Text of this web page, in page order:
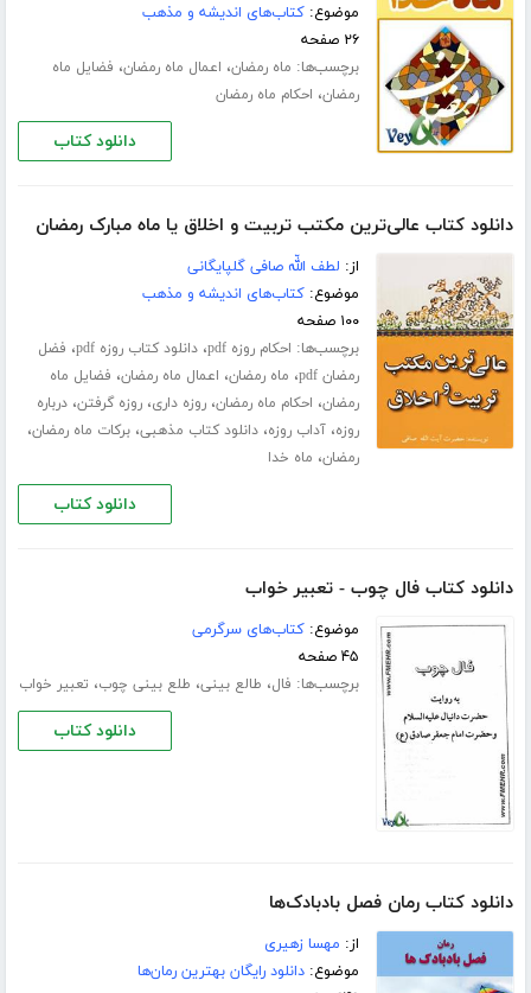
موضوع:کتاب‌های اندیشه و مذهب
۲۶ صفحه
برچسب‌ها: ماه رمضان، اعمال ماه رمضان، فضایل ماه
رمضان، احکام ماه رمضان
دانلود کتاب
دانلود کتاب عالی‌ترین مکتب تربیت و اخلاق یا ماه مبارک رمضان
از: لطف اللّه صافی گلپایگانی
موضوع:کتاب‌های اندیشه و مذهب
۱۰۰ صفحه
برچسب‌ها: احکام روزه pdf ،دانلود کتاب روزه pdf ، فضل
رمضان pdf
، ماه رمضان، اعمال ماه رمضان، فضایل ماه
رمضان، احکام ماه رمضان،روزه داری،روزه گرفتن،درباره
روزه،آداب روزه،دانلود کتاب مذهبی،برکات ماه رمضان،
رمضان، ماه خدا
دانلود کتاب
دانلود کتاب فال چوب - تعبیر خواب
موضوع:کتاب‌های سرگرمی
۴۵ صفحه
برچسب‌ها: فال، طالع بینی، طلع بینی چوب، تعبیر خواب
دانلود کتاب
دانلود کتاب رمان فصل بادبادک‌ها
از: مهسا زهیری
موضوع:دانلود رایگان بهترین رمان‌ها